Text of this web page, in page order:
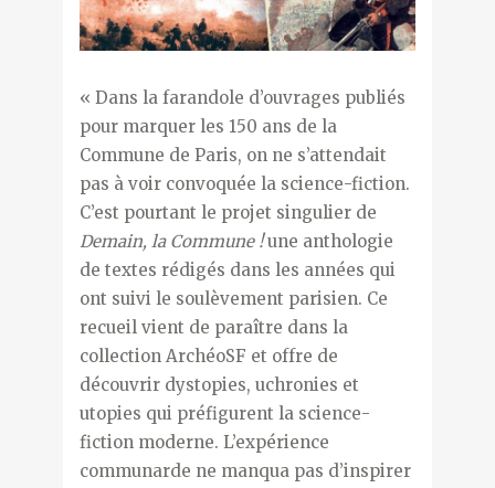
« Dans la farandole d’ouvrages publiés
pour marquer les 150 ans de la
Commune de Paris, on ne s’attendait
pas à voir convoquée la science-fiction.
C’est pourtant le projet singulier de
Demain, la Commune !une anthologie
de textes rédigés dans les années qui
ont suivi le soulèvement parisien. Ce
recueil vient de paraître dans la
collection ArchéoSF et offre de
découvrir dystopies, uchronies et
utopies qui préfigurent la science-
fiction moderne. L’expérience
communarde ne manqua pas d’inspirer